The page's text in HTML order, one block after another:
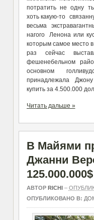
потратить не одну
хоть какую-то
весьма
нагого Ленона или
которым самое место
раз сейчас
фешенебельном
основном
принадлежала
купить за 4.500.000
Читать дальше »
В Майями
Джанни
125.000.000$
АВТОР RICHI–
ОПУБЛИКОВАНО В: